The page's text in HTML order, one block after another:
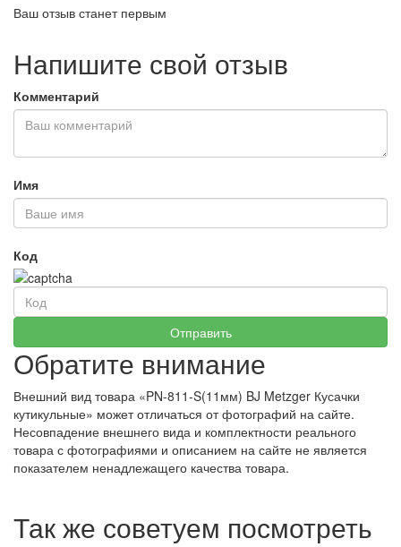
Ваш отзыв станет первым
Напишите свой отзыв
Комментарий
Имя
Код
Обратите внимание
Внешний вид товара «PN-811-S(11мм) BJ Metzger Кусачки
кутикульные» может отличаться от фотографий на сайте.
Несовпадение внешнего вида и комплектности реального
товара с фотографиями и описанием на сайте не является
показателем ненадлежащего качества товара.
Так же советуем посмотреть